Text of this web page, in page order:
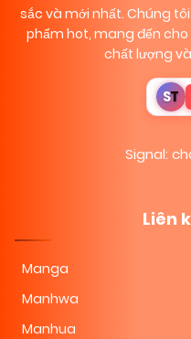
sắc và mới nhất. Chúng
phẩm hot, mang đến
chất lượng
ST
Signal:
Liên
Manga
Manhwa
Manhua